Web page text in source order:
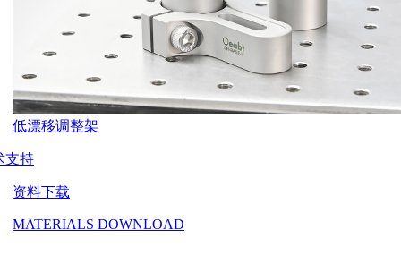
低漂移调整架
支持
资料下载
MATERIALS DOWNLOAD